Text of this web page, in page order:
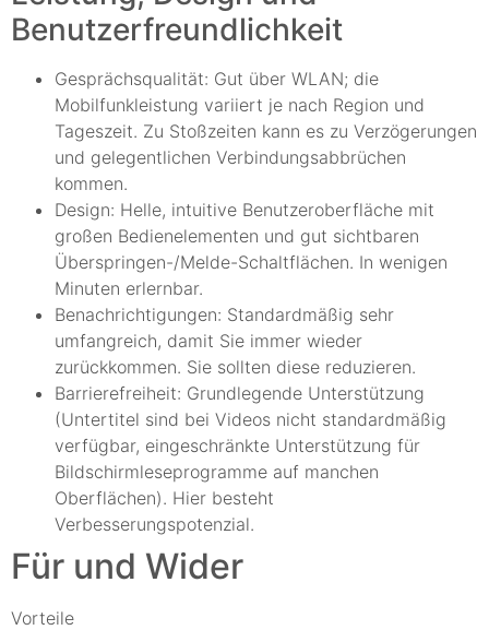
Benutzerfreundlichkeit
Gesprächsqualität: Gut über WLAN; die
Mobilfunkleistung variiert je nach Region und
Tageszeit. Zu Stoßzeiten kann es zu Verzögerungen
und gelegentlichen Verbindungsabbrüchen
kommen.
Design: Helle, intuitive Benutzeroberfläche mit
großen Bedienelementen und gut sichtbaren
Überspringen-/Melde-Schaltflächen. In wenigen
Minuten erlernbar.
Benachrichtigungen: Standardmäßig sehr
umfangreich, damit Sie immer wieder
zurückkommen. Sie sollten diese reduzieren.
Barrierefreiheit: Grundlegende Unterstützung
(Untertitel sind bei Videos nicht standardmäßig
verfügbar, eingeschränkte Unterstützung für
Bildschirmleseprogramme auf manchen
Oberflächen). Hier besteht
Verbesserungspotenzial.
Für und Wider
Vorteile